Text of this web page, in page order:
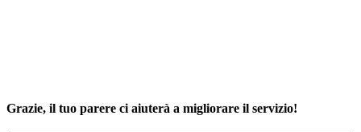
Grazie, il tuo parere ci aiuterà a migliorare il servizio!